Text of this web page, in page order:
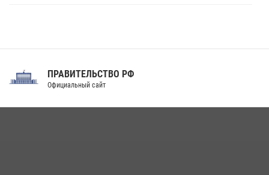
Праздник «Один день с Росгвардией» к 105-летию Центрального
ПРАВИТЕЛЬСТВО РФ
Официальный сайт